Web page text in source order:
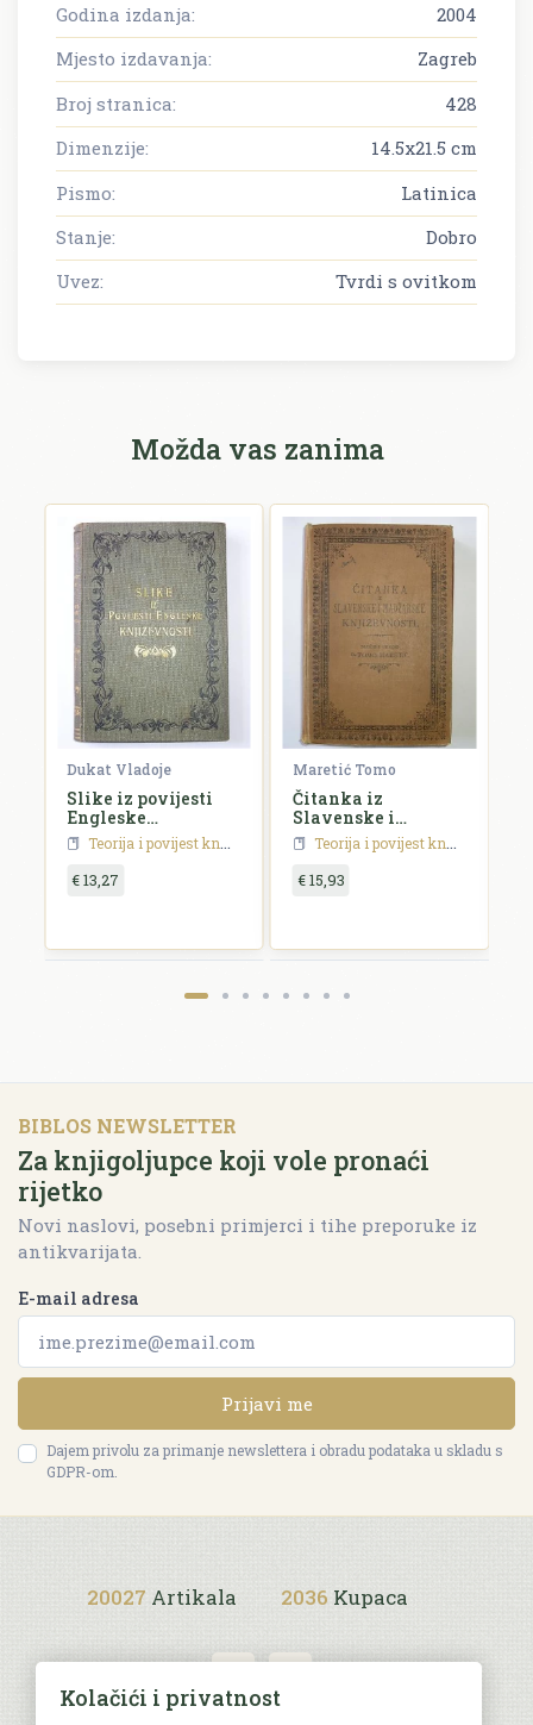
Godina izdanja:
2004
Mjesto izdavanja:
Zagreb
Broj stranica:
428
Dimenzije:
14.5x21.5 cm
Pismo:
Latinica
Stanje:
Dobro
Uvez:
Tvrdi s ovitkom
Možda vas zanima
Dukat Vladoje
Slike iz povijesti
Engleske
književnosti
Teorija i povijest književnosti
€ 13,27
Maretić Tomo
Čitanka iz
Slavenske i
Madžarske
književnosti
Teorija i povijest književnosti
€ 15,93
BIBLOS NEWSLETTER
Za knjigoljupce koji vole pronaći
rijetko
Novi naslovi, posebni primjerci i tihe preporuke iz
antikvarijata.
E-mail adresa
Prijavi me
Dajem privolu za primanje newslettera i obradu podataka u skladu s
GDPR-om.
20027 Artikala 2036 Kupaca
Kolačići i privatnost